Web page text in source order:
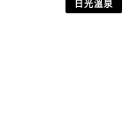
日光溫泉